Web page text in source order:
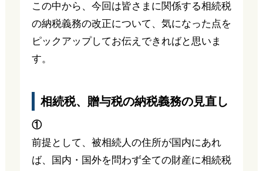
この中から、今回は皆さまに関係する相続税
の納税義務の改正について、気になった点を
ピックアップしてお伝えできればと思いま
す。
相続税、贈与税の納税義務の見直し
①
前提として、被相続人の住所が国内にあれ
ば、国内・国外を問わず全ての財産に相続税